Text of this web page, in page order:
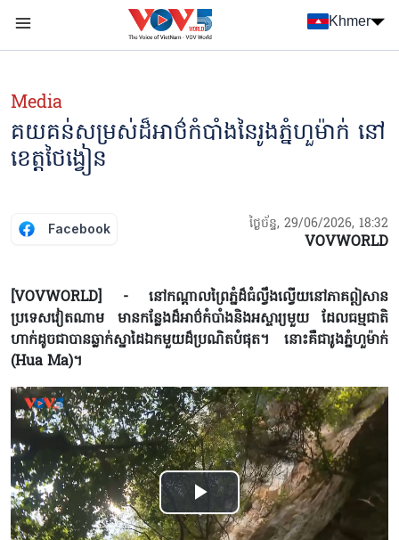
Nhảy đến nội dung
Khmer
Media
គយគន់សម្រស់ដ៏អាថ៌កំបាំងនៃរូងភ្នំហួម៉ាក់ នៅ
ខេត្តថៃង្វៀន
Facebook ថ្ងៃច័ន្ទ, 29/06/2026, 18:32
VOVWORLD
[VOVWORLD] - នៅកណ្ដាលព្រៃភ្នំដ៏ធំល្វឹងល្វើយនៅភាគឦសាន
ប្រទេសវៀតណាម មានកន្លែងដ៏អាថ៌កំបាំងនិងអស្ចារ្យមួយ ដែលធម្មជាតិ
ហាក់ដូចជាបានឆ្លាក់ស្នាដៃឯកមួយដ៏ប្រណិតបំផុត។ នោះគឺជារូងភ្នំហួម៉ាក់
(Hua Ma)។
Play